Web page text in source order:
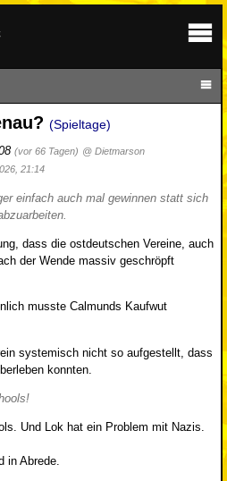
(Spieltage)
(vor 66 Tagen) @ Dietmarson
21:14
einfach auch mal gewinnen statt sich
dass die ostdeutschen Vereine, auch
der Wende massiv geschröpft
musste Calmunds Kaufwut
systemisch nicht so aufgestellt, dass
konnten.
Und Lok hat ein Problem mit Nazis.
in Abrede.